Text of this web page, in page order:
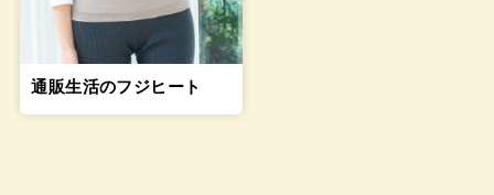
通販生活のフジヒート